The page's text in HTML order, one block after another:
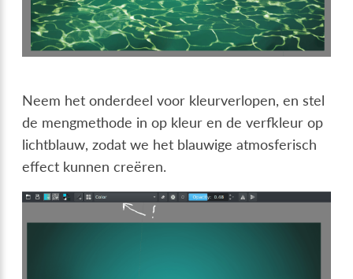
Neem het onderdeel voor kleurverlopen, en stel
de mengmethode in op kleur en de verfkleur op
lichtblauw, zodat we het blauwige atmosferisch
effect kunnen creëren.